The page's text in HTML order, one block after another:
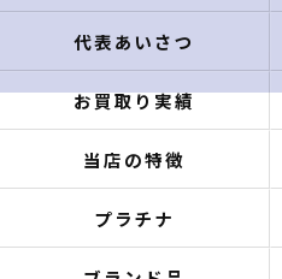
代表あいさつ
お買取り実績
当店の特徴
プラチナ